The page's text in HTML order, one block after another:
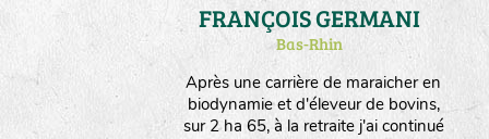
Après une carrière de maraicher en
biodynamie et d'éleveur de bovins,
sur 2 ha 65, à la retraite j'ai continué
FRANÇOIS GERMANI
Bas-Rhin